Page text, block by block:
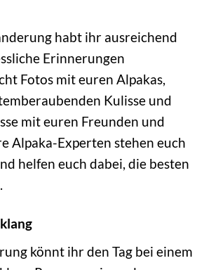
habt ihr ausreichend
Erinnerungen
Fotos mit euren Alpakas,
Kulisse und
mit euren Freunden und
Alpaka-Experten stehen euch
helfen euch dabei, die besten
könnt ihr den Tag bei einem